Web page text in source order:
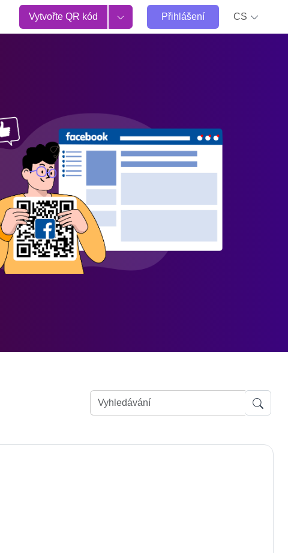
Vytvořte QR kód Přihlášení CS